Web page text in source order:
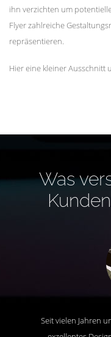
ihn verzichten um
Flyer zahlreiche
repräsentieren.
Hier eine kleiner Ausschnitt
Was
Seit vielen Jahren